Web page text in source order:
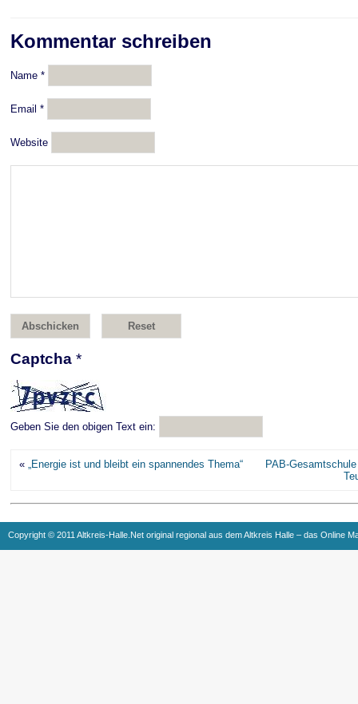
Kommentar schreiben
Name *
Email *
Website
Captcha *
Geben Sie den obigen Text ein:
« „Energie ist und bleibt ein spannendes Thema“
PAB-
Copyright © 2011 Altkreis-Halle.Net original regional aus dem Altkreis Halle – das Online